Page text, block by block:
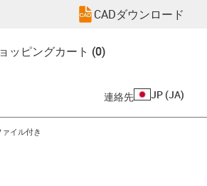
CADダウンロード
ッピングカート (0)
連絡先 JP (JA)
イル付き